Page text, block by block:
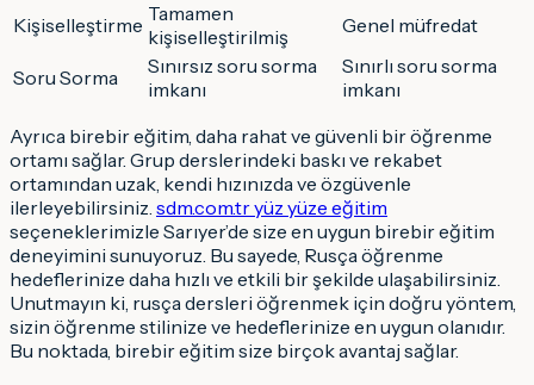
Kişiselleştirme Tamamen
kişiselleştirilmiş
Genel müfredat
Soru Sorma
Sınırsız soru sorma
imkanı
Sınırlı soru sorma
imkanı
Ayrıca birebir eğitim, daha rahat ve güvenli bir öğrenme
ortamı sağlar. Grup derslerindeki baskı ve rekabet
ortamından uzak, kendi hızınızda ve özgüvenle
ilerleyebilirsiniz. sdm.com.tr yüz yüze eğitim
seçeneklerimizle Sarıyer’de size en uygun birebir eğitim
deneyimini sunuyoruz. Bu sayede, Rusça öğrenme
hedeflerinize daha hızlı ve etkili bir şekilde ulaşabilirsiniz.
Unutmayın ki, rusça dersleri öğrenmek için doğru yöntem,
sizin öğrenme stilinize ve hedeflerinize en uygun olanıdır.
Bu noktada, birebir eğitim size birçok avantaj sağlar.